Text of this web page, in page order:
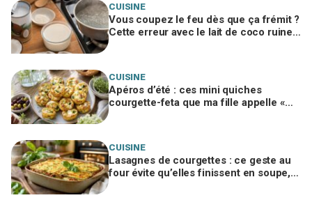
CUISINE
Vous coupez le feu dès que ça frémit ?
Cette erreur avec le lait de coco ruine
CUISINE
Apéros d’été : ces mini quiches
courgette-feta que ma fille appelle «
CUISINE
Lasagnes de courgettes : ce geste au
four évite qu’elles finissent en soupe,